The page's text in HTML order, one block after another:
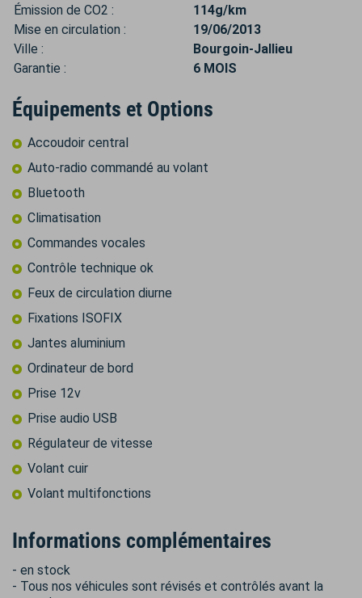
Émission de CO2 :
114g/km
Mise en circulation :
19/06/2013
Ville :
Bourgoin-Jallieu
Garantie :
6 MOIS
Équipements et Options
Accoudoir central
Auto-radio commandé au volant
Bluetooth
Climatisation
Commandes vocales
Contrôle technique ok
Feux de circulation diurne
Fixations ISOFIX
Jantes aluminium
Ordinateur de bord
Prise 12v
Prise audio USB
Régulateur de vitesse
Volant cuir
Volant multifonctions
Informations complémentaires
- en stock
- Tous nos véhicules sont révisés et contrôlés avant la